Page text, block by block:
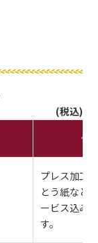
(税込)
備
プレス加工
とう紙など
ービス込み
す。